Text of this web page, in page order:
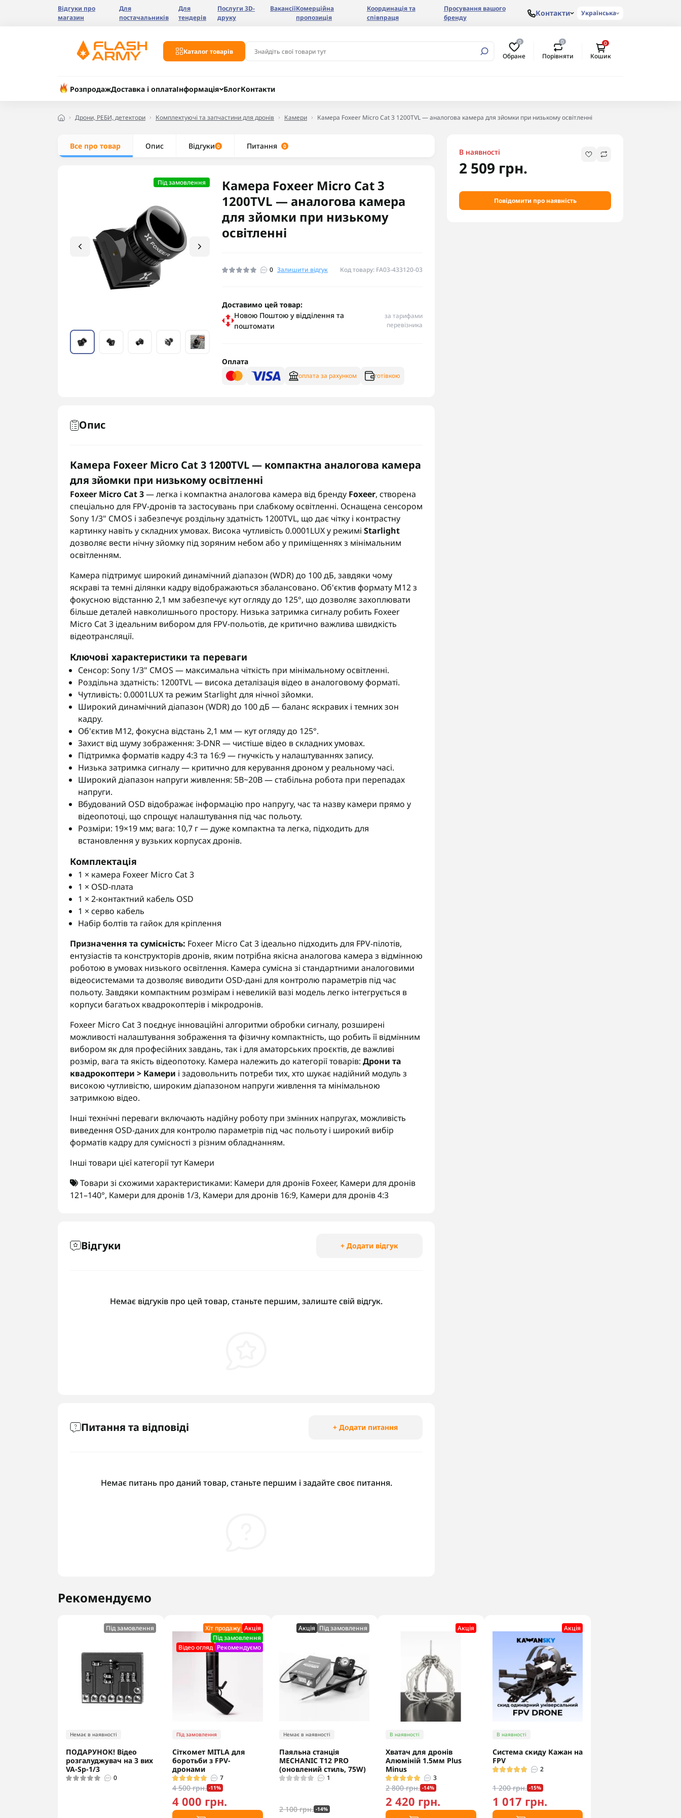
Відгуки про
магазин
Для
постачальників
Для
тендерів
Послуги 3D-
друку
ВакансіїКомерційна
пропозиція
Координація та
співпраця
Просування вашого
бренду
Контакти Українська
Каталог товарів
0
Обране
0
Порівняти
0
Кошик
РозпродажДоставка і оплатаІнформація БлогКонтакти
Дрони, РЕБИ, детектори Комплектуючі та запчастини для дронів Камери Камера Foxeer Micro Cat 3 1200TVL — аналогова камера для зйомки при низькому освітленні
Все про товар Опис Відгуки 0 Питання 0
Під замовлення
Камера Foxeer Micro Cat 3
1200TVL — аналогова камера
для зйомки при низькому
освітленні
0 Залишити відгук Код товару: FA03-433120-03
В наявності
2 509 грн.
Повідомити про наявність
Доставимо цей товар:
Новою Поштою у відділення та
поштомати
за тарифами
перевізника
Оплата
оплата за рахунком готівкою
Опис
Камера Foxeer Micro Cat 3 1200TVL — компактна аналогова камера
для зйомки при низькому освітленні
Foxeer Micro Cat 3— легка і компактна аналогова камера від бренду Foxeer, створена
спеціально для FPV-дронів та застосувань при слабкому освітленні. Оснащена сенсором
Sony 1/3" CMOS і забезпечує роздільну здатність 1200TVL, що дає чітку і контрастну
картинку навіть у складних умовах. Висока чутливість 0.0001LUX у режимі Starlight
дозволяє вести нічну зйомку під зоряним небом або у приміщеннях з мінімальним
освітленням.
Камера підтримує широкий динамічний діапазон (WDR) до 100 дБ, завдяки чому
яскраві та темні ділянки кадру відображаються збалансовано. Об'єктив формату M12 з
фокусною відстанню 2,1 мм забезпечує кут огляду до 125°, що дозволяє захоплювати
більше деталей навколишнього простору. Низька затримка сигналу робить Foxeer
Micro Cat 3 ідеальним вибором для FPV-польотів, де критично важлива швидкість
відеотрансляції.
Ключові характеристики та переваги
Сенсор: Sony 1/3" CMOS — максимальна чіткість при мінімальному освітленні.
Роздільна здатність: 1200TVL — висока деталізація відео в аналоговому форматі.
Чутливість: 0.0001LUX та режим Starlight для нічної зйомки.
Широкий динамічний діапазон (WDR) до 100 дБ — баланс яскравих і темних зон
кадру.
Об'єктив M12, фокусна відстань 2,1 мм — кут огляду до 125°.
Захист від шуму зображення: 3-DNR — чистіше відео в складних умовах.
Підтримка форматів кадру 4:3 та 16:9 — гнучкість у налаштуваннях запису.
Низька затримка сигналу — критично для керування дроном у реальному часі.
Широкий діапазон напруги живлення: 5В~20В — стабільна робота при перепадах
напруги.
Вбудований OSD відображає інформацію про напругу, час та назву камери прямо у
відеопотоці, що спрощує налаштування під час польоту.
Розміри: 19×19 мм; вага: 10,7 г — дуже компактна та легка, підходить для
встановлення у вузьких корпусах дронів.
Комплектація
1 × камера Foxeer Micro Cat 3
1 × OSD-плата
1 × 2-контактний кабель OSD
1 × серво кабель
Набір болтів та гайок для кріплення
Призначення та сумісність: Foxeer Micro Cat 3 ідеально підходить для FPV-пілотів,
ентузіастів та конструкторів дронів, яким потрібна якісна аналогова камера з відмінною
роботою в умовах низького освітлення. Камера сумісна зі стандартними аналоговими
відеосистемами та дозволяє виводити OSD-дані для контролю параметрів під час
польоту. Завдяки компактним розмірам і невеликій вазі модель легко інтегрується в
корпуси багатьох квадрокоптерів і мікродронів.
Foxeer Micro Cat 3 поєднує інноваційні алгоритми обробки сигналу, розширені
можливості налаштування зображення та фізичну компактність, що робить її відмінним
вибором як для професійних завдань, так і для аматорських проєктів, де важливі
розмір, вага та якість відеопотоку. Камера належить до категорії товарів: Дрони та
квадрокоптери > Камери і задовольнить потреби тих, хто шукає надійний модуль з
високою чутливістю, широким діапазоном напруги живлення та мінімальною
затримкою відео.
Інші технічні переваги включають надійну роботу при змінних напругах, можливість
виведення OSD-даних для контролю параметрів під час польоту і широкий вибір
форматів кадру для сумісності з різним обладнанням.
Інші товари цієї категорії тутКамери
Товари зі схожими характеристиками: Камери для дронів Foxeer, Камери для дронів
121–140°, Камери для дронів 1/3, Камери для дронів 16:9, Камери для дронів 4:3
Відгуки + Додати відгук
Немає відгуків про цей товар, станьте першим, залиште свій відгук.
Питання та відповіді + Додати питання
Немає питань про даний товар, станьте першим і задайте своє питання.
Рекомендуємо
Під замовлення
Немає в наявності
ПОДАРУНОК! Відео
розгалуджувач на 3 вих
VA-Sp-1/3
0
Хіт продажу Акцiя
Під замовлення
Відео огляд Рекомендуємо
Під замовлення
Сіткомет MITLA для
боротьби з FPV-
дронами
7
4 500 грн. -11%
4 000 грн.
Акцiя Під замовлення
Немає в наявності
Паяльна станція
MECHANIC T12 PRO
(оновлений стиль, 75W)
1
2 100 грн. -14%
Акцiя
В наявності
Хватач для дронів
Алюміній 1.5мм Plus
Minus
3
2 800 грн. -14%
2 420 грн.
Акцiя
В наявності
Система скиду Кажан на
FPV
2
1 200 грн. -15%
1 017 грн.